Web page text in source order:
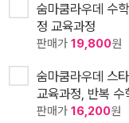
숨마쿰라우데 수
정 교육과정
판매가 19,800원
숨마쿰라우데 스
교육과정, 반복 수
판매가 16,200원